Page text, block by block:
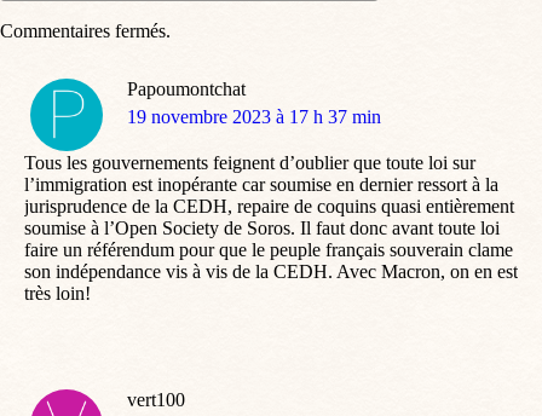
Papoumontchat
dit
19 novembre 2023 à 17 h 37 min
Tous les gouvernements feignent d’oublier que toute loi sur
l’immigration est inopérante car soumise en dernier ressort à la
jurisprudence de la CEDH, repaire de coquins quasi entièrement
soumise à l’Open Society de Soros. Il faut donc avant toute loi
faire un référendum pour que le peuple français souverain clame
son indépendance vis à vis de la CEDH. Avec Macron, on en est
très loin!
vert100
Commentaires fermés.